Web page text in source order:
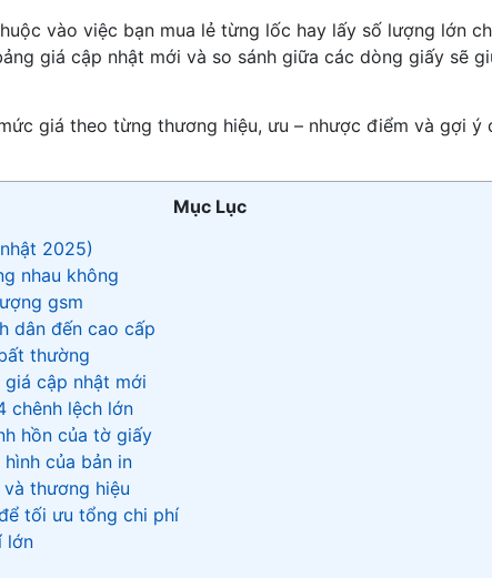
vào việc bạn mua lẻ từng lốc hay lấy số lượng lớn
giá cập nhật mới và so sánh giữa các dòng giấy sẽ
giá theo từng thương hiệu, ưu – nhược điểm và gợi ý
Mục Lục
2025)
nhau không
gsm
dân đến cao cấp
thường
giá cập nhật mới
chênh lệch lớn
hồn của tờ giấy
của bản in
thương hiệu
tối ưu tổng chi phí
lớn